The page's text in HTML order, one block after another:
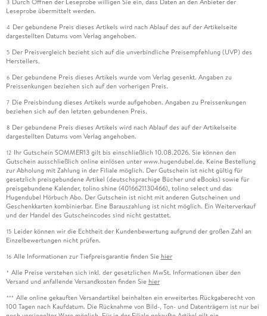
3 Durch Öffnen der Leseprobe willigen Sie ein, dass Daten an den Anbieter der
Leseprobe übermittelt werden.
4 Der gebundene Preis dieses Artikels wird nach Ablauf des auf der Artikelseite
dargestellten Datums vom Verlag angehoben.
5 Der Preisvergleich bezieht sich auf die unverbindliche Preisempfehlung (UVP) des
Herstellers.
6 Der gebundene Preis dieses Artikels wurde vom Verlag gesenkt. Angaben zu
Preissenkungen beziehen sich auf den vorherigen Preis.
7 Die Preisbindung dieses Artikels wurde aufgehoben. Angaben zu Preissenkungen
beziehen sich auf den letzten gebundenen Preis.
8 Der gebundene Preis dieses Artikels wird nach Ablauf des auf der Artikelseite
dargestellten Datums vom Verlag angehoben.
12 Ihr Gutschein SOMMER13 gilt bis einschließlich 10.08.2026. Sie können den
Gutschein ausschließlich online einlösen unter www.hugendubel.de. Keine Bestellung
zur Abholung mit Zahlung in der Filiale möglich. Der Gutschein ist nicht gültig für
gesetzlich preisgebundene Artikel (deutschsprachige Bücher und eBooks) sowie für
preisgebundene Kalender, tolino shine (4016621130466), tolino select und das
Hugendubel Hörbuch Abo. Der Gutschein ist nicht mit anderen Gutscheinen und
Geschenkkarten kombinierbar. Eine Barauszahlung ist nicht möglich. Ein Weiterverkauf
und der Handel des Gutscheincodes sind nicht gestattet.
15 Leider können wir die Echtheit der Kundenbewertung aufgrund der großen Zahl an
Einzelbewertungen nicht prüfen.
16 Alle Informationen zur Tiefpreisgarantie finden Sie hier
* Alle Preise verstehen sich inkl. der gesetzlichen MwSt. Informationen über den
Versand und anfallende Versandkosten finden Sie hier
*** Alle online gekauften Versandartikel beinhalten ein erweitertes Rückgaberecht von
100 Tagen nach Kaufdatum. Die Rücknahme von Bild-, Ton- und Datenträgern ist nur bei